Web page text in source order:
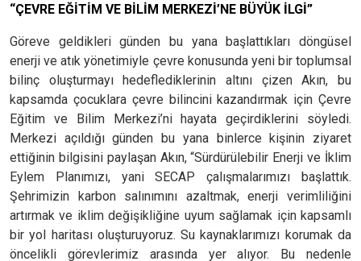
“ÇEVRE EĞİTİM VE BİLİM MERKEZİ’NE BÜYÜK İLGİ”
Göreve geldikleri günden bu yana başlattıkları döngüsel
enerji ve atık yönetimiyle çevre konusunda yeni bir toplumsal
bilinç oluşturmayı hedeflediklerinin altını çizen Akın, bu
kapsamda çocuklara çevre bilincini kazandırmak için Çevre
Eğitim ve Bilim Merkezi’ni hayata geçirdiklerini söyledi.
Merkezi açıldığı günden bu yana binlerce kişinin ziyaret
ettiğinin bilgisini paylaşan Akın, “Sürdürülebilir Enerji ve İklim
Eylem Planımızı, yani SECAP çalışmalarımızı başlattık.
Şehrimizin karbon salınımını azaltmak, enerji verimliliğini
artırmak ve iklim değişikliğine uyum sağlamak için kapsamlı
bir yol haritası oluşturuyoruz. Su kaynaklarımızı korumak da
öncelikli görevlerimiz arasında yer alıyor. Bu nedenle